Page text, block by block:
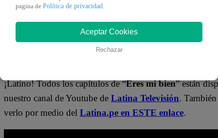
https://whatsapp.com/channel/
¿Dónde ver todos los capítulos de
¡Latino! Todos los capítulos de “Eres mi bien” están
nuestro canal de Youtube de Latina Televisión.
verlo por medio del Latina.pe en ESTE enlace.
pagina de Política de privacidad
Aceptar Cookies
Rechazar